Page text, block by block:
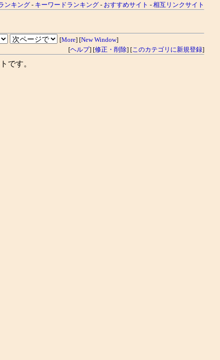
ンキング - キーワードランキング - おすすめサイト - 相互リンクサイト
[More] [New Window]
[ヘルプ] [修正・削除] [このカテゴリに新規登録]
です。